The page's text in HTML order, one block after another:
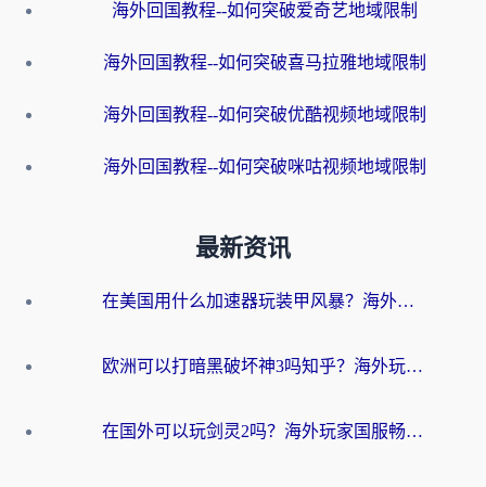
海外回国教程--如何突破爱奇艺地域限制
海外回国教程--如何突破喜马拉雅地域限制
海外回国教程--如何突破优酷视频地域限制
海外回国教程--如何突破咪咕视频地域限制
最新资讯
在美国用什么加速器玩装甲风暴？海外玩家亲测有效的国服游戏加速指南
欧洲可以打暗黑破坏神3吗知乎？海外玩家国服游戏加速终极指南
在国外可以玩剑灵2吗？海外玩家国服畅玩终极指南（附永恒之塔明日方舟加速方案）